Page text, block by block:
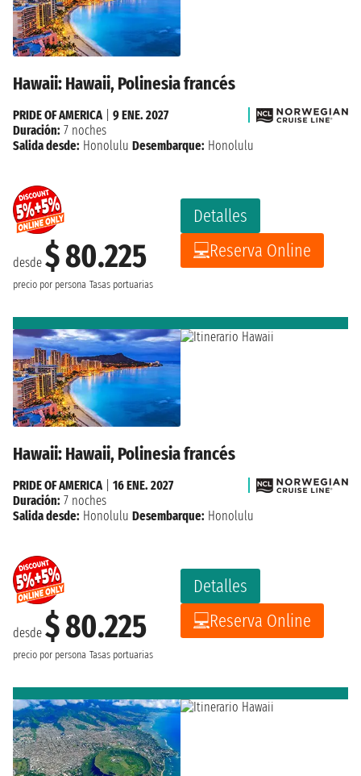
Hawaii: Hawaii, Polinesia francés
desde $ 80.225
precio por persona Tasas portuarias
Detalles
Reserva Online
PRIDE OF AMERICA
9 ENE. 2027
Duración: 7 noches
Salida desde: Honolulu Desembarque: Honolulu
Hawaii: Hawaii, Polinesia francés
desde $ 80.225
precio por persona Tasas portuarias
Detalles
Reserva Online
PRIDE OF AMERICA
16 ENE. 2027
Duración: 7 noches
Salida desde: Honolulu Desembarque: Honolulu